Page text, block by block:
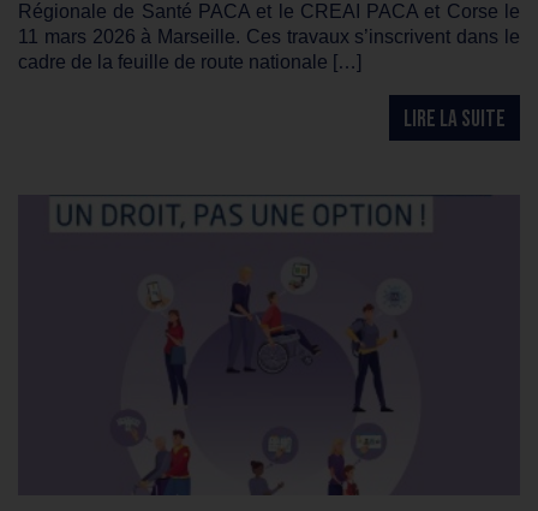
Régionale de Santé PACA et le CREAI PACA et Corse le
11 mars 2026 à Marseille. Ces travaux s’inscrivent dans le
cadre de la feuille de route nationale […]
LIRE LA SUITE